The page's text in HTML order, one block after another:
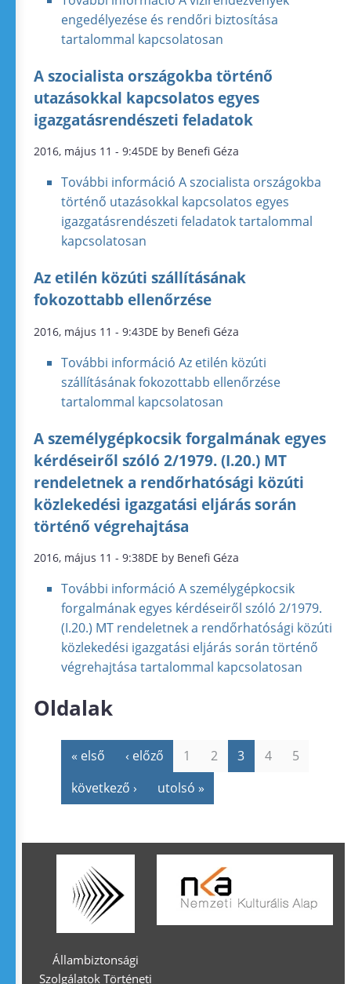
engedélyezése és rendőri biztosítása
tartalommal kapcsolatosan
A szocialista országokba történő
utazásokkal kapcsolatos egyes
igazgatásrendészeti feladatok
2016, május 11 - 9:45DE by Benefi Géza
További információ A szocialista országokba
történő utazásokkal kapcsolatos egyes
igazgatásrendészeti feladatok tartalommal
kapcsolatosan
Az etilén közúti szállításának
fokozottabb ellenőrzése
2016, május 11 - 9:43DE by Benefi Géza
További információ Az etilén közúti
szállításának fokozottabb ellenőrzése
tartalommal kapcsolatosan
A személygépkocsik forgalmának egyes
kérdéseiről szóló 2/1979. (I.20.) MT
rendeletnek a rendőrhatósági közúti
közlekedési igazgatási eljárás során
történő végrehajtása
2016, május 11 - 9:38DE by Benefi Géza
További információ A személygépkocsik
forgalmának egyes kérdéseiről szóló 2/1979.
(I.20.) MT rendeletnek a rendőrhatósági közúti
közlekedési igazgatási eljárás során történő
végrehajtása tartalommal kapcsolatosan
Oldalak
« első ‹ előző 1 2 3 4
5
következő ›
utolsó »
Állambiztonsági
Szolgálatok Történeti